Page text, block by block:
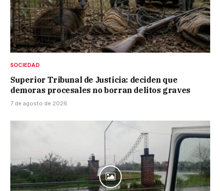
SOCIEDAD
Superior Tribunal de Justicia: deciden que
demoras procesales no borran delitos graves
7 de agosto de 2026